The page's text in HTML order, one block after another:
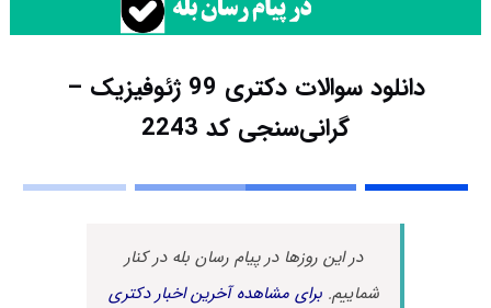
دانلود سوالات دکتری 99 ژئوفیزیک –
گرانی‌سنجی کد 2243
در این روزها در پیام رسان بله در کنار
شماییم.برای مشاهده آخرین اخبار دکتری